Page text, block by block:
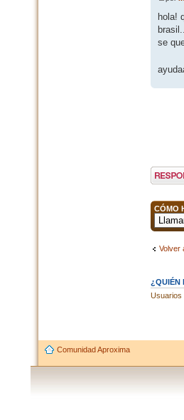
hola!
se
Publicar
respuesta
CÓMO
Volver
¿QUIÉN
Usuarios
Comunidad Aproxima